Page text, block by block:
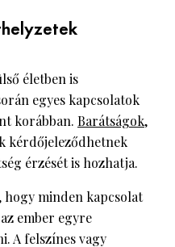
életben is
egyes kapcsolatok
korábban. Barátságok,
kérdőjeleződhetnek
érzését is hozhatja.
minden kapcsolat
ember egyre
A felszínes vagy